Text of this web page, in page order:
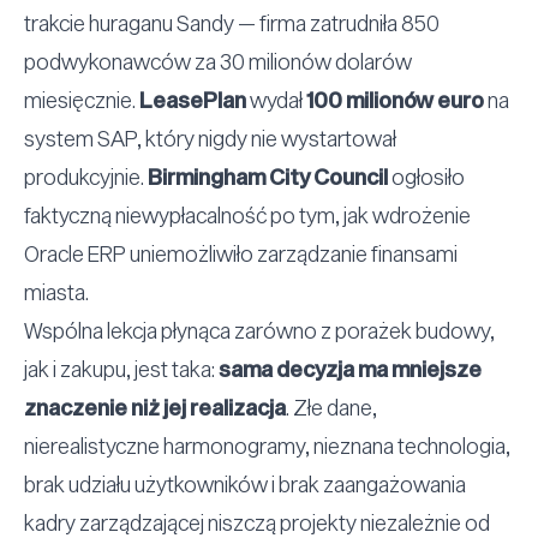
trakcie huraganu Sandy — firma zatrudniła 850
podwykonawców za 30 milionów dolarów
miesięcznie. LeasePlanwydał100 milionów eurona
system SAP, który nigdy nie wystartował
produkcyjnie. Birmingham City Councilogłosiło
faktyczną niewypłacalność po tym, jak wdrożenie
Oracle ERP uniemożliwiło zarządzanie finansami
miasta.
Wspólna lekcja płynąca zarówno z porażek budowy,
jak i zakupu, jest taka:sama decyzja ma mniejsze
znaczenie niż jej realizacja. Złe dane,
nierealistyczne harmonogramy, nieznana technologia,
brak udziału użytkowników i brak zaangażowania
kadry zarządzającej niszczą projekty niezależnie od